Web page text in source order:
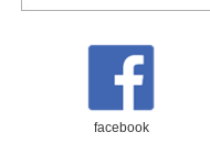
facebook